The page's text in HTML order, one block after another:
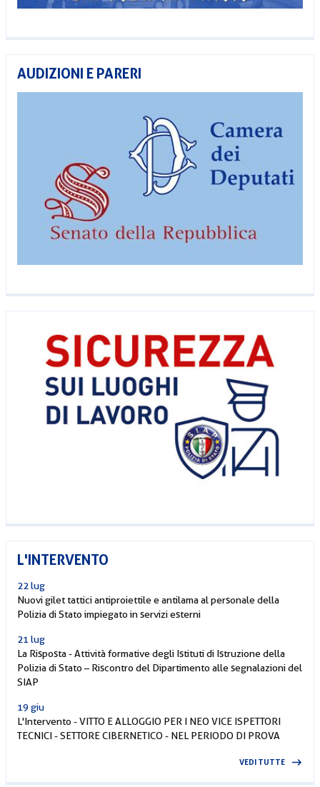
AUDIZIONI E PARERI
L'INTERVENTO
22 lug
Nuovi gilet tattici antiproiettile e antilama al personale della
Polizia di Stato impiegato in servizi esterni
21 lug
La Risposta - Attività formative degli Istituti di Istruzione della
Polizia di Stato – Riscontro del Dipartimento alle segnalazioni del
SIAP
19 giu
L'Intervento - VITTO E ALLOGGIO PER I NEO VICE ISPETTORI
TECNICI - SETTORE CIBERNETICO - NEL PERIODO DI PROVA
VEDI TUTTE